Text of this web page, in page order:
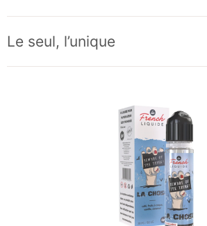
Le seul, l’unique